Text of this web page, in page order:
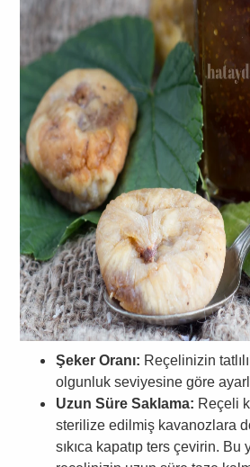
Şeker Oranı: Reçelinizin
olgunluk seviyesine göre
Uzun Süre Saklama: Reçeli
sterilize edilmiş kavanozlara
sıkıca kapatıp ters çevirin. Bu